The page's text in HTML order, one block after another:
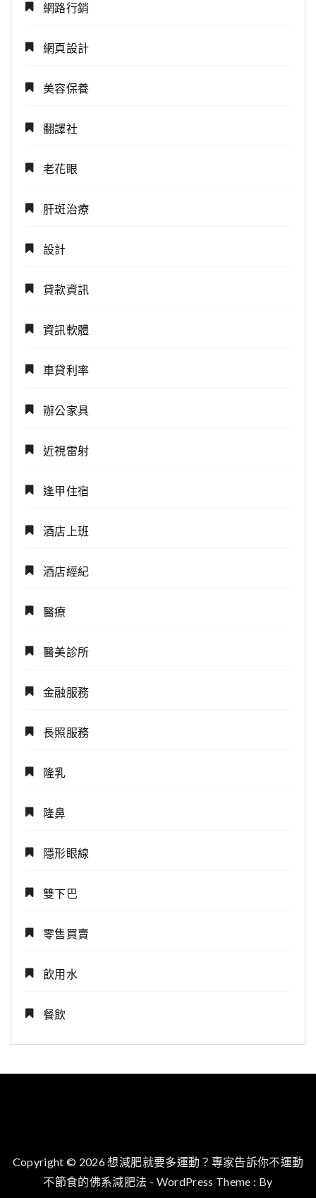
網路行銷
網頁設計
美容保養
翻譯社
老花眼
肝斑治療
設計
貸款資訊
資訊軟體
車貸利率
辦公家具
近視雷射
逢甲住宿
酒店上班
酒店經紀
醫療
醫美診所
金融服務
長照服務
隆乳
隆鼻
隱形眼線
雙下巴
零售買賣
飲用水
餐飲
Copyright © 2026 想減肥就要多運動？專家告訴你不運動
不節食的佛系減肥法 - WordPress Theme : By